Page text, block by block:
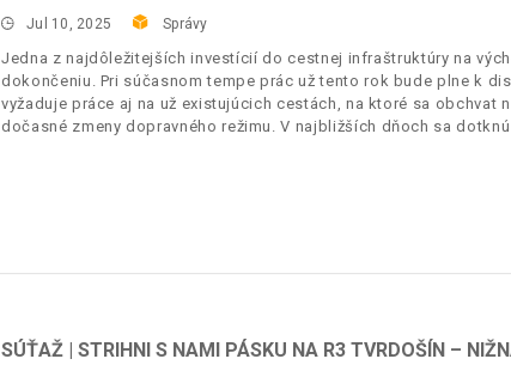
Jul 10, 2025 Správy
Jedna z najdôležitejších investícií do cestnej infraštruktúry na
dokončeniu. Pri súčasnom tempe prác už tento rok bude plne k
vyžaduje práce aj na už existujúcich cestách, na ktoré sa obchvat
dočasné zmeny dopravného režimu. V najbližších dňoch sa
SÚŤAŽ | STRIHNI S NAMI PÁSKU NA R3 TVRDOŠÍN –